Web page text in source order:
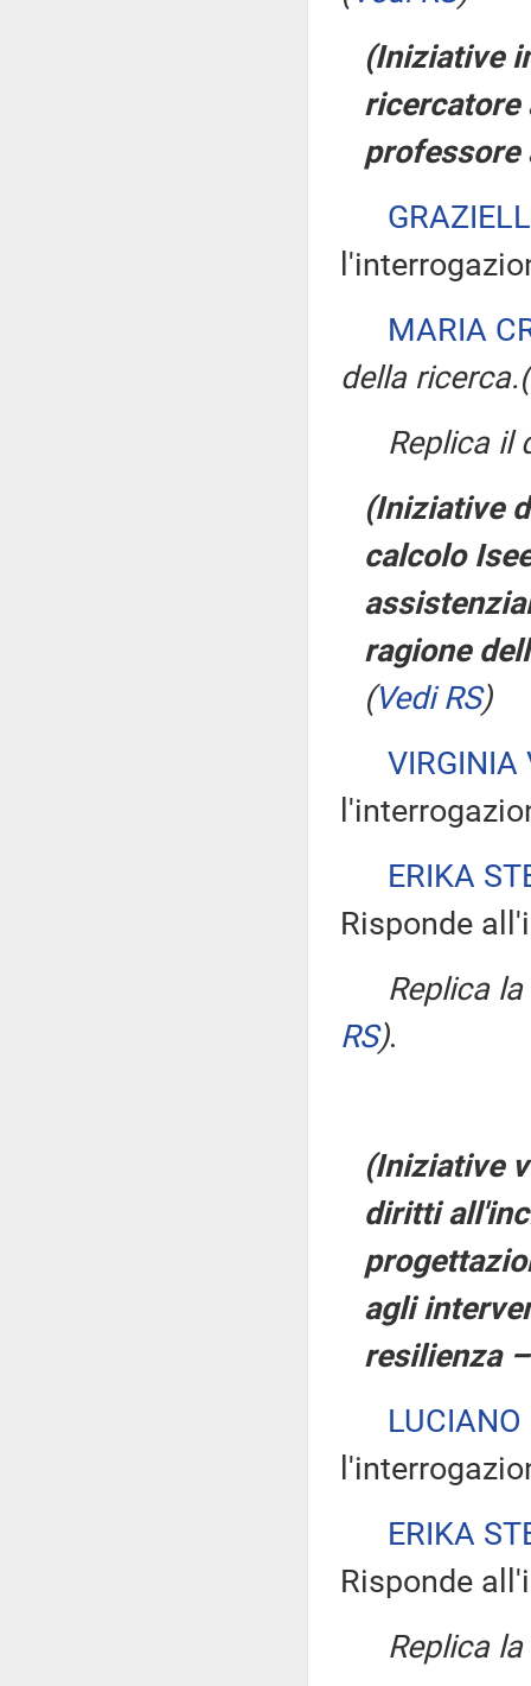
(Iniziative
ricercatore
MARIA
della ricerca.(
Replica il
(Iniziative
calcolo
ragione
(Vedi RS)
VIRGINIA
ERIKA
Risponde
Replica
RS).
(Iniziative
diritti
agli
resilienza
ERIKA
Risponde
Replica